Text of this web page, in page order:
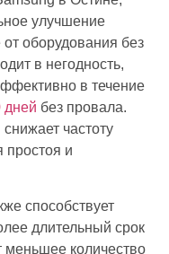
улучшение
оборудования без
в негодность,
в течение
дней без провала.
частоту
простоя и
способствует
длительный срок
меньшее количество